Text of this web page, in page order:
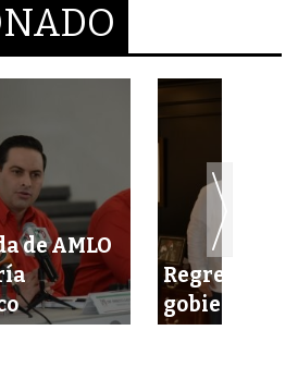
de AMLO
Regresa
gobierno